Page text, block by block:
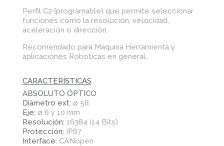
Perfil C2 (programable) que permite seleccionar
funciones como la resolución, velocidad,
aceleración o dirección.
Recomendado para Maquina Herramienta y
aplicaciones Roboticas en general.
CARACTERÍSTICAS
ABSOLUTO ÓPTICO
Diámetro ext: ø 58
Eje: ø 6 y 10 mm
Resolución: 16384 (14 Bits)
Protección: IP67
Interface: CANopen